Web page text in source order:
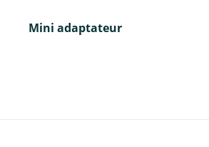
Mini adaptateur